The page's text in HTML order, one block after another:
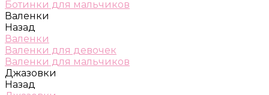
Ботинки для мальчиков
Валенки
Назад
Валенки
Валенки для девочек
Валенки для мальчиков
Джазовки
Назад